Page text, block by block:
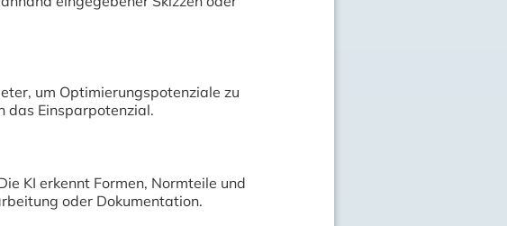
um Optimierungspotenziale zu
das Einsparpotenzial.
KI erkennt Formen, Normteile und
oder Dokumentation.